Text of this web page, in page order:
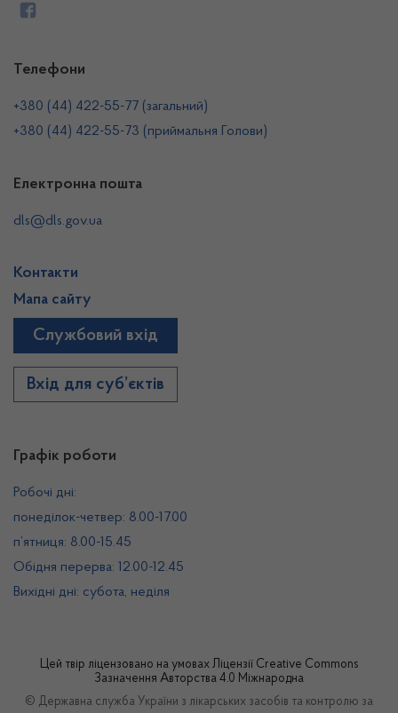
Графік роботи
Робочі дні:
понеділок-четвер: 8.00-17.00
п’ятниця: 8.00-15.45
Обідня перерва: 12.00-12.45
Вихідні дні: субота, неділя
Телефони
+380 (44) 422-55-77 (загальний)
+380 (44) 422-55-73 (приймальня Голови)
Електронна пошта
dls@dls.gov.ua
Контакти
Мапа сайту
Службовий вхід
Вхід для суб’єктів
Цей твір ліцензовано на умовах Ліцензії Creative Commons
Зазначення Авторства 4.0 Міжнародна
© Державна служба України з лікарських засобів та контролю за